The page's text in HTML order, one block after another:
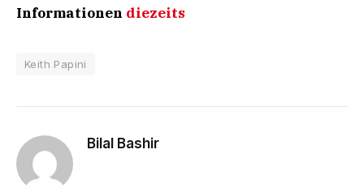
Informationen diezeits
Keith Papini
Bilal Bashir